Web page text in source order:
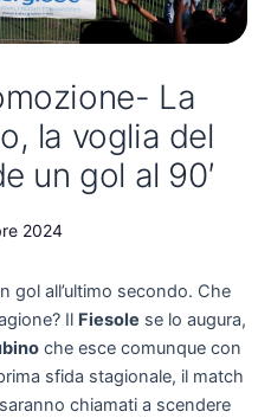
La
la voglia del
un gol al 90′
2024
gol all’ultimo secondo. Che
Il Fiesole se lo augura,
che esce comunque con
sfida stagionale, il match
chiamati a scendere